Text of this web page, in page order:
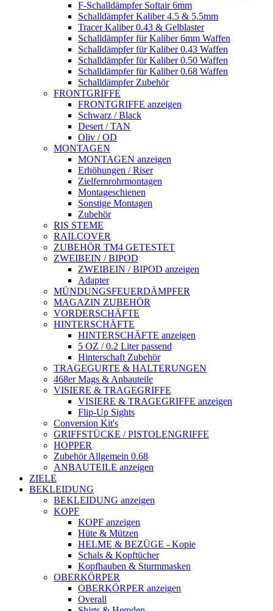
F-Schalldämpfer Softair 6mm
Schalldämpfer Kaliber 4.5 & 5.5mm
Tracer Kaliber 0.43 & Gelblaster
Schalldämpfer für Kaliber 6mm Waffen
Schalldämpfer für Kaliber 0.43 Waffen
Schalldämpfer für Kaliber 0.50 Waffen
Schalldämpfer für Kaliber 0.68 Waffen
Schalldämpfer Zubehör
FRONTGRIFFE
FRONTGRIFFE anzeigen
Schwarz / Black
Desert / TAN
Oliv / OD
MONTAGEN
MONTAGEN anzeigen
Erhöhungen / Riser
Zielfernrohrmontagen
Montageschienen
Sonstige Montagen
Zubehör
RIS STEME
RAILCOVER
ZUBEHÖR TM4 GETESTET
ZWEIBEIN / BIPOD
ZWEIBEIN / BIPOD anzeigen
Adapter
MÜNDUNGSFEUERDÄMPFER
MAGAZIN ZUBEHÖR
VORDERSCHÄFTE
HINTERSCHÄFTE
HINTERSCHÄFTE anzeigen
5 OZ / 0.2 Liter passend
Hinterschaft Zubehör
TRAGEGURTE & HALTERUNGEN
468er Mags & Anbauteile
VISIERE & TRAGEGRIFFE
VISIERE & TRAGEGRIFFE anzeigen
Flip-Up Sights
Conversion Kit's
GRIFFSTÜCKE / PISTOLENGRIFFE
HOPPER
Zubehör Allgemein 0.68
ANBAUTEILE anzeigen
ZIELE
BEKLEIDUNG
BEKLEIDUNG anzeigen
KOPF
KOPF anzeigen
Hüte & Mützen
HELME & BEZÜGE - Kopie
Schals & Kopftücher
Kopfhauben & Sturmmasken
OBERKÖRPER
OBERKÖRPER anzeigen
Overall